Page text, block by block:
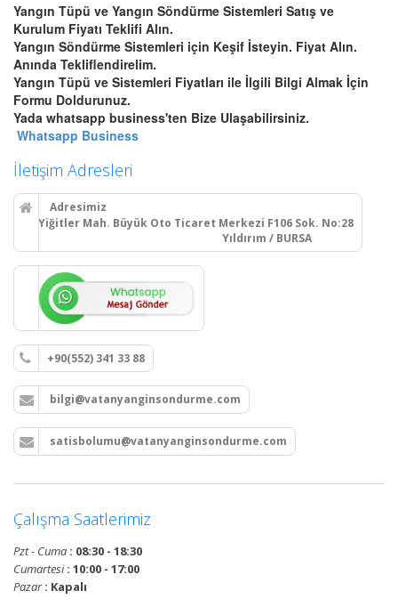
Yangın Tüpü ve Yangın Söndürme Sistemleri Satış ve
Kurulum Fiyatı Teklifi Alın.
Yangın Söndürme Sistemleri için Keşif İsteyin. Fiyat Alın.
Anında Tekliflendirelim.
Yangın Tüpü ve Sistemleri Fiyatları ile İlgili Bilgi Almak İçin
Formu Doldurunuz.
Yada whatsapp business'ten Bize Ulaşabilirsiniz.
Whatsapp Business
İletişim Adresleri
Adresimiz
Yiğitler Mah. Büyük Oto Ticaret Merkezi F106 Sok. No:28
Yıldırım / BURSA
+90(552) 341 33 88
bilgi@vatanyanginsondurme.com
satisbolumu@vatanyanginsondurme.com
Çalışma Saatlerimiz
Pzt - Cuma : 08:30 - 18:30
Cumartesi: 10:00 - 17:00
Pazar: Kapalı